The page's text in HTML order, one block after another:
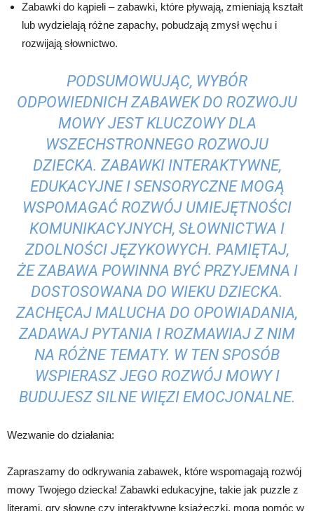
Zabawki do kąpieli – zabawki, które pływają, zmieniają kształt
lub wydzielają różne zapachy, pobudzają zmysł węchu i
rozwijają słownictwo.
PODSUMOWUJĄC, WYBÓR
ODPOWIEDNICH ZABAWEK DO ROZWOJU
MOWY JEST KLUCZOWY DLA
WSZECHSTRONNEGO ROZWOJU
DZIECKA. ZABAWKI INTERAKTYWNE,
EDUKACYJNE I SENSORYCZNE MOGĄ
WSPOMAGAĆ ROZWÓJ UMIEJĘTNOŚCI
KOMUNIKACYJNYCH, SŁOWNICTWA I
ZDOLNOŚCI JĘZYKOWYCH. PAMIĘTAJ,
ŻE ZABAWA POWINNA BYĆ PRZYJEMNA I
DOSTOSOWANA DO WIEKU DZIECKA.
ZACHĘCAJ MALUCHA DO OPOWIADANIA,
ZADAWAJ PYTANIA I ROZMAWIAJ Z NIM
NA RÓŻNE TEMATY. W TEN SPOSÓB
WSPIERASZ JEGO ROZWÓJ MOWY I
BUDUJESZ SILNE WIĘZI EMOCJONALNE.
Wezwanie do działania:
Zapraszamy do odkrywania zabawek, które wspomagają rozwój
mowy Twojego dziecka! Zabawki edukacyjne, takie jak puzzle z
literami, gry słowne czy interaktywne książeczki, mogą pomóc w